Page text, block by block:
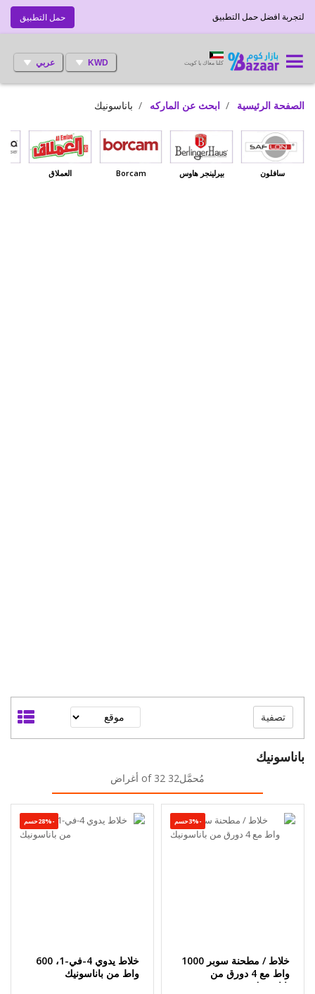
حمل التطبيق لتجربة افضل حمل التطبيق
KWD عربي كلنا معاك يا كويت
الصفحة الرئيسية ابحث عن الماركه باناسونيك
سافلون بيرلينجر هاوس Borcam العملاق
باناسونيك
مُحمَّل32 of 32 أغراض
-3%حسم
خلاط / مطحنة سوبر 1000
واط مع 4 دورق من
باناسونيك
-28%حسم
خلاط يدوي 4-في-1، 600
واط من باناسونيك
تصفية